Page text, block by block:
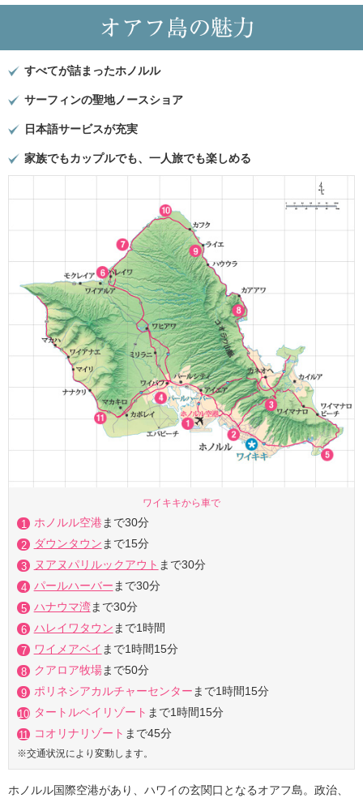
すべてが詰まったホノルル
サーフィンの聖地ノースショア
日本語サービスが充実
家族でもカップルでも、一人旅でも楽しめる
ワイキキから車で
ホノルル空港まで30分
ダウンタウンまで15分
ヌアヌパリルックアウト まで30分
パールハーバーまで30分
ハナウマ湾まで30分
ハレイワタウンまで1時間
ワイメアベイ まで1時間15分
クアロア牧場まで50分
ポリネシアカルチャーセンターまで1時間15分
タートルベイリゾート まで1時間15分
コオリナリゾート まで45分
※交通状況により変動します。
ホノルル国際空港があり、ハワイの玄関口となるオアフ島。政治、